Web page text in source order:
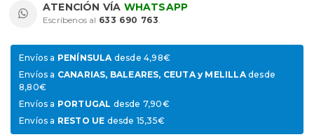
ATENCIÓN VÍA WHATSAPP
Escríbenos al 633 690 763.
Envíos a PENÍNSULAdesde 4,98€
Envíos a CANARIAS, BALEARES, CEUTA y MELILLAdesde
8,80€
Envíos a PORTUGAL desde 7,90€
Envíos a RESTO UE desde 15,35€